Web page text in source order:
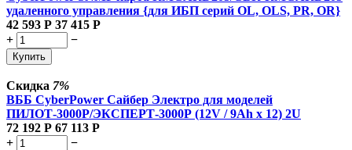
удаленного управления {для ИБП серий OL, OLS, PR, OR}
42 593 Р 37 415 Р
+
−
Купить
Скидка 7%
ВББ CyberPower Сайбер Электро для моделей
ПИЛОТ-3000Р/ЭКСПЕРТ-3000Р (12V / 9Ah х 12) 2U
72 192 Р 67 113 Р
+
−